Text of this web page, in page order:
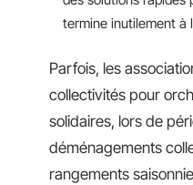
termine inutilement à
Parfois, les
collectivités pour
solidaires, lors de
déménagements
rangements